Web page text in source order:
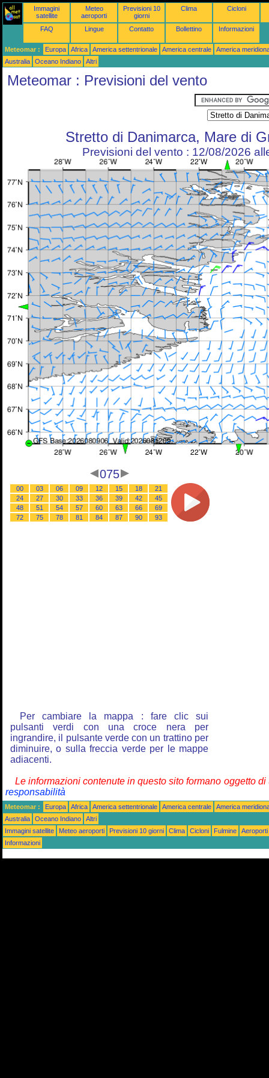
Immagini
satellite
Meteo
aeroporti
Previsioni 10
giorni
Clima Cicloni
FAQ Lingue Contatto Bollettino Informazioni
Meteomar : Europa Africa America settentrionale America centrale
America
Australia
Oceano Indiano Altri
Meteomar : Previsioni del vento
Stretto di Danimarca, Mare di
Previsioni del vento : 12/08/2026
075
00 03 06 09 12 15 18
21
24
27 30 33 36 39 42
45
48
51 54 57 60 63 66
69
72
75 78 81 84 87 90 93
Per cambiare la mappa : fare clic sui
pulsanti verdi con una croce nera per
ingrandire, il pulsante verde con un trattino per
diminuire, o sulla freccia verde per le mappe
adiacenti.
Le informazioni contenute in questo sito formano oggetto
responsabilità
Meteomar : Europa Africa America settentrionale America centrale
America
Australia
Oceano Indiano
Altri
Immagini satellite
Meteo aeroporti Previsioni 10 giorni Clima Cicloni Fulmine
Aeroporti
Informazioni